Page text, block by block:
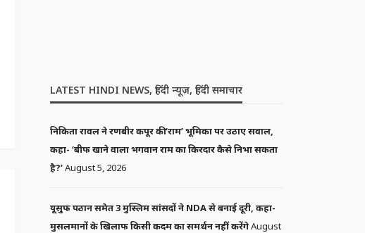
LATEST HINDI NEWS, हिंदी न्यूज़, हिंदी समाचार
निकिता रावल ने रणबीर कपूर की ‘राम’ भूमिका पर उठाए सवाल,
कहा- ‘बीफ खाने वाला भगवान राम का किरदार कैसे निभा सकता
है?’August 5, 2026
यूसुफ पठान समेत 3 मुस्लिम सांसदों ने NDA से बनाई दूरी, कहा-
मुसलमानों के खिलाफ किसी कदम का समर्थन नहीं करेंगेAugust